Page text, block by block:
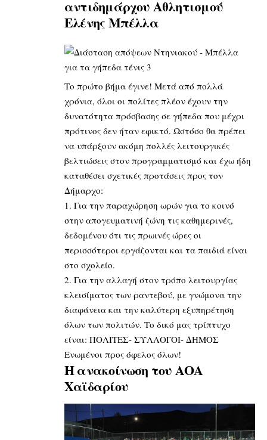
αντιδημάρχου Αθλητισμού
Ελένης Μπέλλα
Το πρώτο βήμα έγινε! Μετά από πολλά
χρόνια, όλοι οι πολίτες πλέον έχουν την
δυνατότητα πρόσβασης σε γήπεδα που μέχρι
πρότινος δεν ήταν εφικτό. Ωστόσο θα πρέπει
να υπάρξουν ακόμη πολλές λειτουργικές
βελτιώσεις στον προγραμματισμό και έχω ήδη
καταθέσει σχετικές προτάσεις προς τον
Δήμαρχο:
1. Για την παραχώρηση ωρών για το κοινό
στην απογευματινή ζώνη τις καθημερινές,
δεδομένου ότι τις πρωινές ώρες οι
περισσότεροι εργάζονται και τα παιδιά είναι
στο σχολείο.
2. Για την αλλαγή στον τρόπο λειτουργίας
κλεισίματος των ραντεβού, με γνώμονα την
διαφάνεια και την καλύτερη εξυπηρέτηση
όλων των πολιτών. Το δικό μας τρίπτυχο
είναι: ΠΟΛΙΤΕΣ- ΣΥΛΛΟΓΟΙ- ΔΗΜΟΣ
Ενωμένοι προς όφελος όλων!
Η ανακοίνωση του ΑΟΑ
Χαϊδαρίου